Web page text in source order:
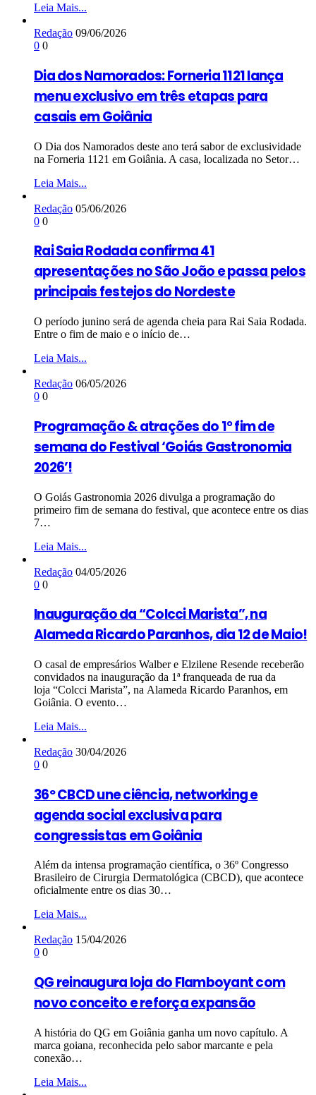
Leia Mais...
Redação 09/06/2026
0 0
Dia dos Namorados: Forneria 1121 lança
menu exclusivo em três etapas para
casais em Goiânia
O Dia dos Namorados deste ano terá sabor de exclusividade
na Forneria 1121 em Goiânia. A casa, localizada no Setor…
Leia Mais...
Redação 05/06/2026
0 0
Rai Saia Rodada confirma 41
apresentações no São João e passa pelos
principais festejos do Nordeste
O período junino será de agenda cheia para Rai Saia Rodada.
Entre o fim de maio e o início de…
Leia Mais...
Redação 06/05/2026
0 0
Programação & atrações do 1° fim de
semana do Festival ‘Goiás Gastronomia
2026’!
O Goiás Gastronomia 2026 divulga a programação do
primeiro fim de semana do festival, que acontece entre os dias
7…
Leia Mais...
Redação 04/05/2026
0 0
Inauguração da “Colcci Marista”, na
Alameda Ricardo Paranhos, dia 12 de Maio!
O casal de empresários Walber e Elzilene Resende receberão
convidados na inauguração da 1ª franqueada de rua da
loja “Colcci Marista”, na Alameda Ricardo Paranhos, em
Goiânia. O evento…
Leia Mais...
Redação 30/04/2026
0 0
36º CBCD une ciência, networking e
agenda social exclusiva para
congressistas em Goiânia
Além da intensa programação científica, o 36º Congresso
Brasileiro de Cirurgia Dermatológica (CBCD), que acontece
oficialmente entre os dias 30…
Leia Mais...
Redação 15/04/2026
0 0
QG reinaugura loja do Flamboyant com
novo conceito e reforça expansão
A história do QG em Goiânia ganha um novo capítulo. A
marca goiana, reconhecida pelo sabor marcante e pela
conexão…
Leia Mais...